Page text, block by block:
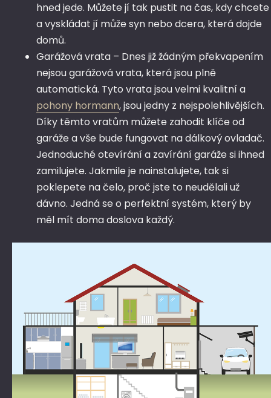
hned jede. Můžete jí tak pustit na čas, kdy chcete
a vyskládat jí může syn nebo dcera, která dojde
domů.
Garážová vrata – Dnes již žádným překvapením
nejsou garážová vrata, která jsou plně
automatická. Tyto vrata jsou velmi kvalitní a
pohony hormann, jsou jedny z nejspolehlivějších.
Díky těmto vratům můžete zahodit klíče od
garáže a vše bude fungovat na dálkový ovladač.
Jednoduché otevírání a zavírání garáže si ihned
zamilujete. Jakmile je nainstalujete, tak si
poklepete na čelo, proč jste to neudělali už
dávno. Jedná se o perfektní systém, který by
měl mít doma doslova každý.